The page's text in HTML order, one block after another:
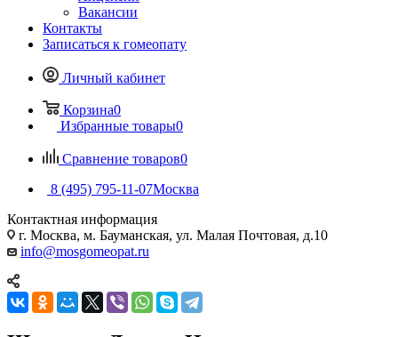
Вакансии
Контакты
Записаться к гомеопату
Личный кабинет
Корзина0
Избранные товары0
Сравнение товаров0
8 (495) 795-11-07Москва
Контактная информация
г. Москва, м. Бауманская, ул. Малая Почтовая, д.10
info@mosgomeopat.ru